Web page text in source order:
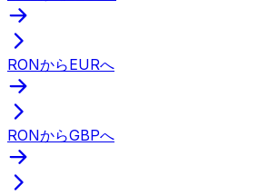
RONからEURへ
RONからGBPへ